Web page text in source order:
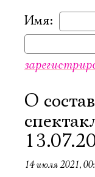
Имя:
О
14 июля 2021,